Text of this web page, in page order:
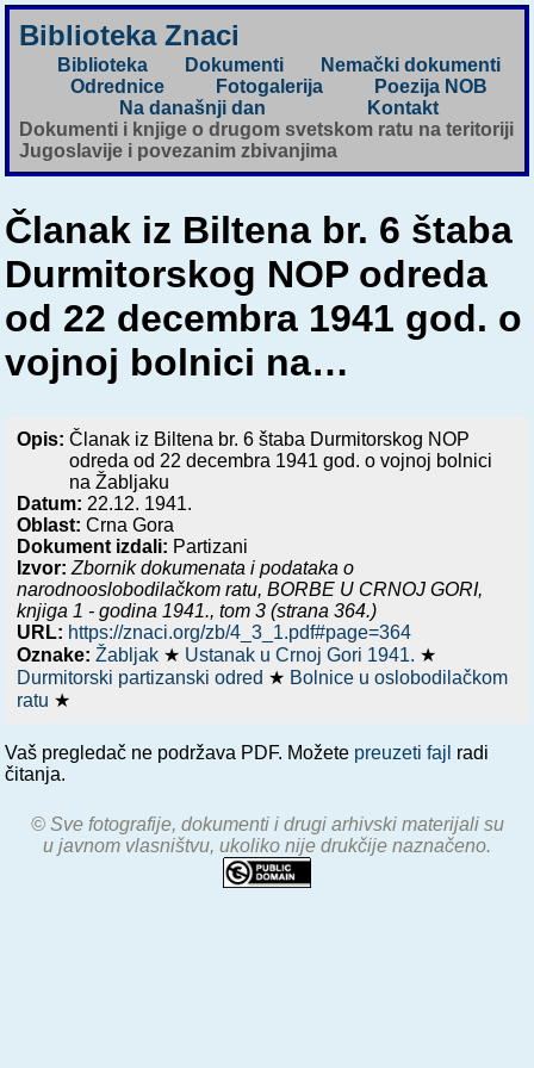
Biblioteka Znaci
Biblioteka Dokumenti
Nemački dokumenti
Odrednice
Fotogalerija
Poezija NOB
Na današnji dan
Kontakt
Dokumenti i knjige o drugom svetskom ratu na teritoriji
Jugoslavije i povezanim zbivanjima
Članak iz Biltena br. 6 štaba
Durmitorskog NOP odreda
od 22 decembra 1941 god. o
vojnoj bolnici na…
Opis:Članak iz Biltena br. 6 štaba Durmitorskog NOP
odreda od 22 decembra 1941 god. o vojnoj bolnici
na Žabljaku
Datum: 22.12. 1941.
Oblast: Crna Gora
Dokument izdali: Partizani
Izvor: Zbornik dokumenata i podataka o
narodnooslobodilačkom ratu,BORBE U CRNOJ GORI,
knjiga 1 - godina 1941., tom 3 (strana 364.)
URL: https://znaci.org/zb/4_3_1.pdf#page=364
Oznake:Žabljak ★ Ustanak u Crnoj Gori 1941. ★
Durmitorski partizanski odred ★ Bolnice u oslobodilačkom
ratu ★
Vaš pregledač ne podržava PDF. Možete preuzeti fajl radi
čitanja.
© Sve fotografije, dokumenti i drugi arhivski materijali su
u javnom vlasništvu, ukoliko nije drukčije naznačeno.